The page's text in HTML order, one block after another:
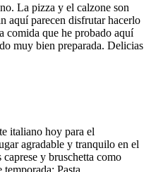
La pizza y el calzone son
aquí parecen disfrutar hacerlo
comida que he probado aquí
muy bien preparada. Delicias
italiano hoy para el
agradable y tranquilo en el
y bruschetta como
temporada: Pasta